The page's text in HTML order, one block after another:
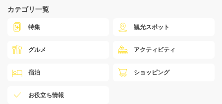
カテゴリ一覧
特集 観光スポット
グルメ アクティビティ
宿泊 ショッピング
お役立ち情報